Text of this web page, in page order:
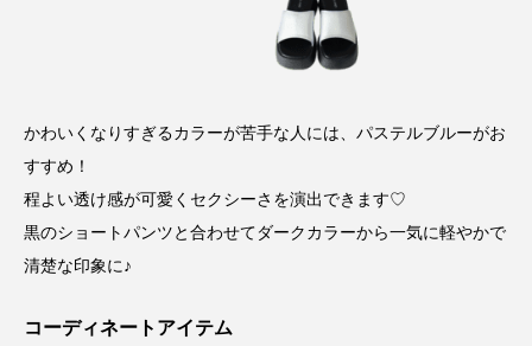
かわいくなりすぎるカラーが苦手な人には、パステルブルーがお
すすめ！
程よい透け感が可愛くセクシーさを演出できます♡
黒のショートパンツと合わせてダークカラーから一気に軽やかで
清楚な印象に♪
コーディネートアイテム